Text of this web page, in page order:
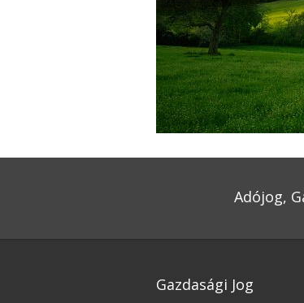
Adójog,
Gazdasági Jog